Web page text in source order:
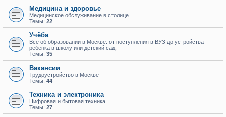
Медицина и здоровье
Медицинское обслуживание в столице
Темы: 22
Учёба
Всё об образовании в Москве: от поступления в ВУЗ до устройства
ребенка в школу или детский сад.
Темы: 35
Вакансии
Трудоустройство в Москве
Темы: 44
Техника и электроника
Цифровая и бытовая техника
Темы: 27